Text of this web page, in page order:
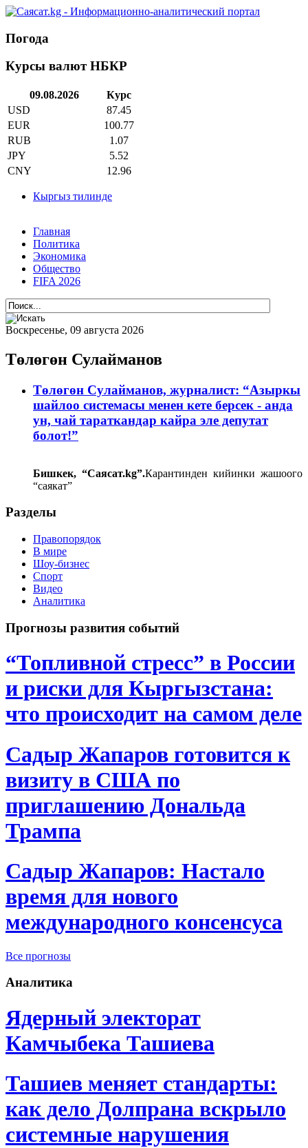
Погода
Курсы валют НБКР
09.08.2026
Курс
USD
87.45
EUR
100.77
RUB
1.07
JPY
5.52
CNY
12.96
Кыргыз тилинде
Главная
Политика
Экономика
Общество
FIFA 2026
Воскресенье, 09 августа 2026
Төлөгөн Сулайманов
Төлөгөн Сулайманов, журналист: “Азыркы
шайлоо системасы менен кете берсек - анда
ун, чай тараткандар кайра эле депутат
болот!”
Бишкек, “Саясат.kg”.Карантинден кийинки жашоого
“саякат”
Разделы
Правопорядок
В мире
Шоу-бизнес
Спорт
Видео
Аналитика
Прогнозы развития событий
“Топливной стресс” в России
и риски для Кыргызстана:
что происходит на самом деле
Садыр Жапаров готовится к
визиту в США по
приглашению Дональда
Трампа
Садыр Жапаров: Настало
время для нового
международного консенсуса
Все прогнозы
Аналитика
Ядерный электорат
Камчыбека Ташиева
Ташиев меняет стандарты:
как дело Долпрана вскрыло
системные нарушения